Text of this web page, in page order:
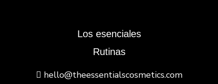
Los esenciales
Rutinas
hello@theessentialscosmetics.com